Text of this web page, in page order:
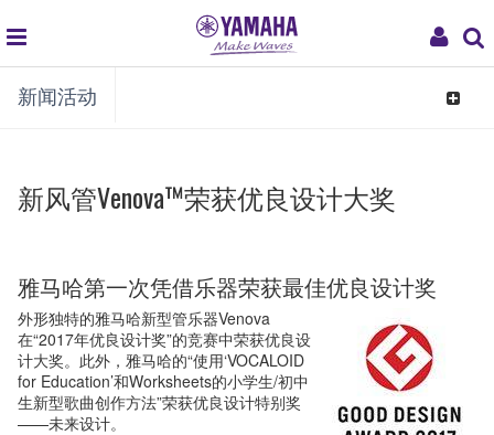
My
global
navigation
新闻活动
Toggle
新风管Venova™荣获优良设计大奖
雅马哈第一次凭借乐器荣获最佳优良设计奖
外形独特的雅马哈新型管乐器Venova
在“2017年优良设计奖”的竞赛中荣获优良设
计大奖。此外，雅马哈的“使用‘VOCALOID
for Education’和Worksheets的小学生/初中
生新型歌曲创作方法”荣获优良设计特别奖
——未来设计。